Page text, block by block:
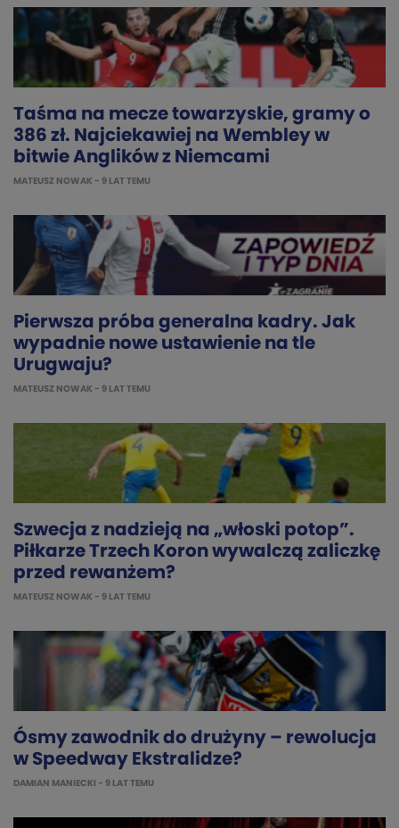
Taśma na mecze towarzyskie, gramy o
386 zł. Najciekawiej na Wembley w
bitwie Anglików z Niemcami
MATEUSZ NOWAK - 9 LAT TEMU
Pierwsza próba generalna kadry. Jak
wypadnie nowe ustawienie na tle
Urugwaju?
MATEUSZ NOWAK - 9 LAT TEMU
Szwecja z nadzieją na „włoski potop”.
Piłkarze Trzech Koron wywalczą zaliczkę
przed rewanżem?
MATEUSZ NOWAK - 9 LAT TEMU
Ósmy zawodnik do drużyny – rewolucja
w Speedway Ekstralidze?
DAMIAN MANIECKI - 9 LAT TEMU